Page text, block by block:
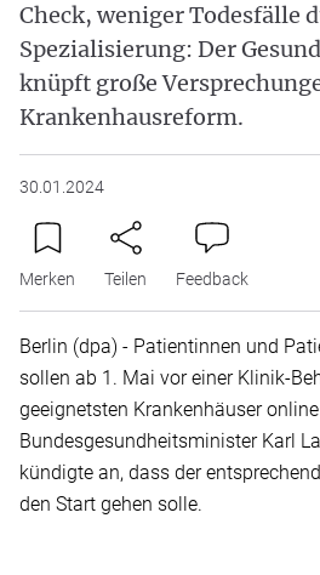
Check, weniger Todesfälle
Spezialisierung: Der
knüpft große
Krankenhausreform.
30.01.2024
Merken Teilen Feedback
Berlin (dpa) - Patientinnen und
sollen ab 1. Mai vor einer Klinik-
geeignetsten Krankenhäuser
Bundesgesundheitsminister Karl
kündigte an, dass der
den Start gehen solle.